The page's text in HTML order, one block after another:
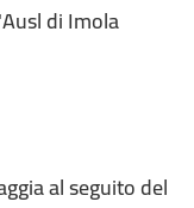
di Imola
al seguito del